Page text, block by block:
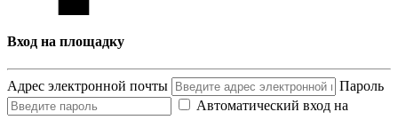
Вход на площадку
Адрес электронной почты
Пароль
Автоматический вход на